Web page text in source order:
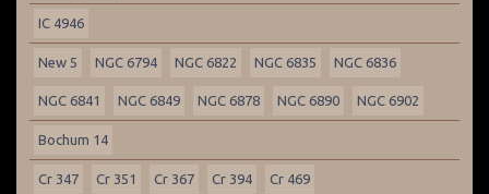
IC 4946
New 5 NGC 6794 NGC 6822 NGC 6835 NGC 6836
NGC 6841 NGC 6849 NGC 6878 NGC 6890 NGC 6902
Bochum 14
Cr 347 Cr 351 Cr 367 Cr 394 Cr 469